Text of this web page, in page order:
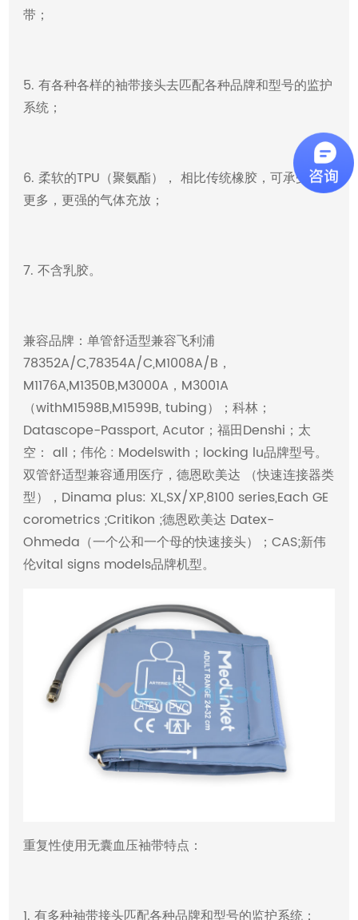
带；
5. 有各种各样的袖带接头去匹配各种品牌和型号的监护
系统；
6. 柔软的TPU（聚氨酯）， 相比传统橡胶，可承受次数
更多，更强的气体充放；
7. 不含乳胶。
兼容品牌：单管舒适型兼容飞利浦
78352A/C,78354A/C,M1008A/B，
M1176A,M1350B,M3000A，M3001A
（withM1598B,M1599B, tubing）；科林；
Datascope-Passport, Acutor；福田Denshi；太
空： all；伟伦 : Modelswith；locking lu品牌型号。
双管舒适型兼容通用医疗，德恩欧美达 （快速连接器类
型），Dinama plus: XL,SX/XP,8100 series,Each GE
corometrics ;Critikon ;德恩欧美达 Datex-
Ohmeda（一个公和一个母的快速接头）；CAS;新伟
伦vital signs models品牌机型。
重复性使用无囊血压袖带特点：